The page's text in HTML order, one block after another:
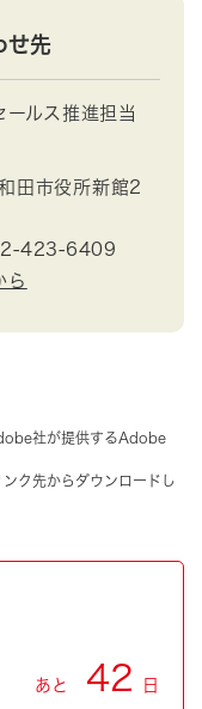
せ先
ールス推進担当
田市役所新館2
423-6409
ら
社が提供するAdobe
ク先からダウンロードし
あと 42 日